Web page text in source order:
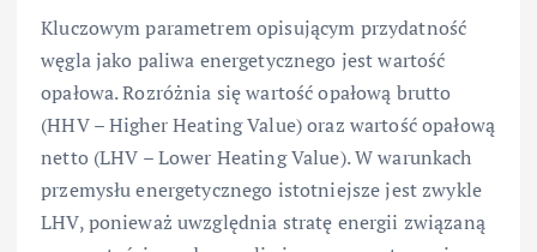
Kluczowym parametrem opisującym przydatność
węgla jako paliwa energetycznego jest wartość
opałowa. Rozróżnia się wartość opałową brutto
(HHV – Higher Heating Value) oraz wartość opałową
netto (LHV – Lower Heating Value). W warunkach
przemysłu energetycznego istotniejsze jest zwykle
LHV, ponieważ uwzględnia stratę energii związaną